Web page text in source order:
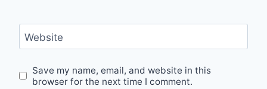
Website
Save my name, email, and website in this
browser for the next time I comment.